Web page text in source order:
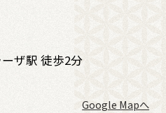
ザ駅 徒歩2分
Google Mapへ